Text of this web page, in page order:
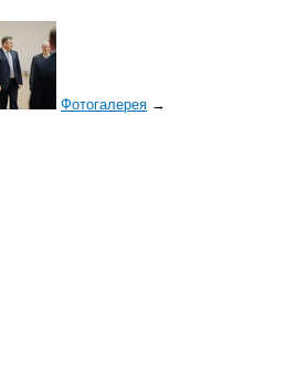
Фотогалерея →